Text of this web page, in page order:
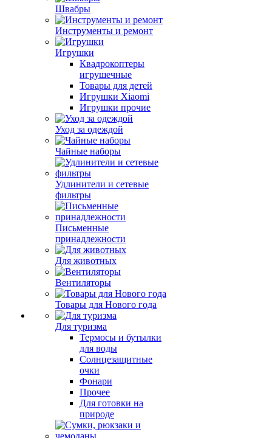
Швабры
Инструменты и ремонт
Игрушки
Квадрокоптеры
игрушечные
Товары для детей
Игрушки Xiaomi
Игрушки прочие
Уход за одеждой
Чайные наборы
Удлинители и сетевые
фильтры
Письменные
принадлежности
Для животных
Вентиляторы
Товары для Нового года
Для туризма
Термосы и бутылки
для воды
Солнцезащитные
очки
Фонари
Прочее
Для готовки на
природе